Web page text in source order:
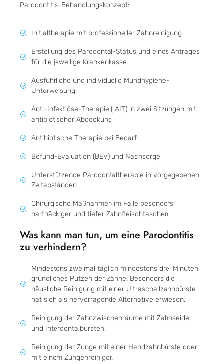
Parodontitis-Behandlungskonzept:
Initialtherapie mit professioneller Zahnreinigung
Erstellung des Parodontal-Status und eines Antrages
für die jeweilige Krankenkasse
Ausführliche und individuelle Mundhygiene-
Unterweisung
Anti-Infektiöse-Therapie ( AIT) in zwei Sitzungen mit
antibiotischer Abdeckung
⁠Antibiotische Therapie bei Bedarf
Befund-Evaluation (BEV) und Nachsorge
Unterstützende Parodontaltherapie in vorgegebenen
Zeitabständen
Chirurgische Maßnahmen im Falle besonders
hartnäckiger und tiefer Zahnfleischtaschen
Was kann man tun, um eine Parodontitis
zu verhindern?
Mindestens zweimal täglich mindestens drei Minuten
gründliches Putzen der Zähne. Besonders die
häusliche Reinigung mit einer Ultraschallzahnbürste
hat sich als hervorragende Alternative erwiesen.
Reinigung der Zahnzwischenräume mit Zahnseide
und Interdentalbürsten.
Reinigung der Zunge mit einer Handzahnbürste oder
mit einem Zungenreiniger.